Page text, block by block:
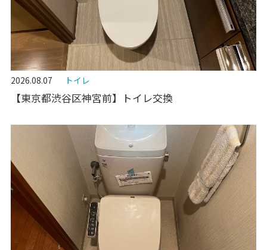
2026.08.07 トイレ
【東京都渋谷区神宮前】トイレ交換